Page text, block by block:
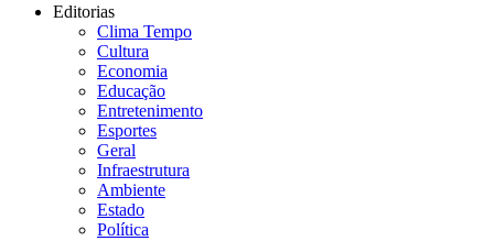
Editorias
Clima Tempo
Cultura
Economia
Educação
Entretenimento
Esportes
Geral
Infraestrutura
Ambiente
Estado
Política